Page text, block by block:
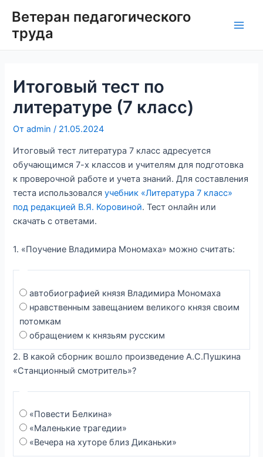
содержимому
Ветеран педагогического
труда
Итоговый тест по
литературе (7 класс)
Отadmin/ 21.05.2024
Итоговый тест литература 7 класс адресуется
обучающимся 7-х классов и учителям для подготовка
к проверочной работе и учета знаний. Для составления
теста использовалсяучебник «Литература 7 класс»
под редакцией В.Я. Коровиной. Тест онлайн или
скачать с ответами.
1. «Поучение Владимира Мономаха» можно считать:
автобиографией князя Владимира Мономаха
нравственным завещанием великого князя своим
потомкам
обращением к князьям русским
2. В какой сборник вошло произведение А.С.Пушкина
«Станционный смотритель»?
«Повести Белкина»
«Маленькие трагедии»
«Вечера на хуторе близ Диканьки»